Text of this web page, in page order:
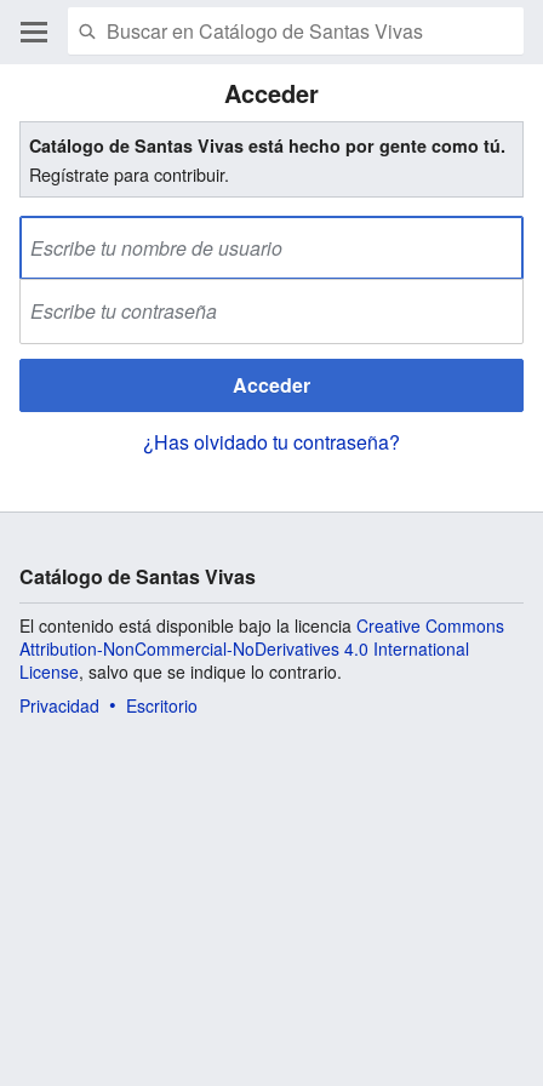
Acceder
Catálogo de Santas Vivas está hecho por gente como tú.
Regístrate para contribuir.
Acceder
¿Has olvidado tu contraseña?
Catálogo de Santas Vivas
El contenido está disponible bajo la licencia Creative Commons
Attribution-NonCommercial-NoDerivatives 4.0 International
License, salvo que se indique lo contrario.
Privacidad
Escritorio